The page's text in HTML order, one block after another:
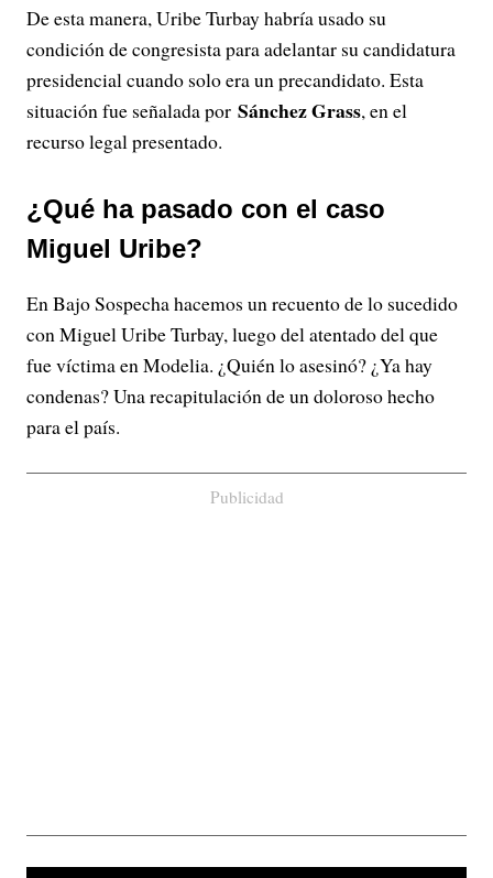
De esta manera, Uribe Turbay habría usado su
condición de congresista para adelantar su candidatura
presidencial cuando solo era un precandidato. Esta
situación fue señalada por Sánchez Grass, en el
recurso legal presentado.
¿Qué ha pasado con el caso
Miguel Uribe?
En Bajo Sospecha hacemos un recuento de lo sucedido
con Miguel Uribe Turbay, luego del atentado del que
fue víctima en Modelia. ¿Quién lo asesinó? ¿Ya hay
condenas? Una recapitulación de un doloroso hecho
para el país.
Publicidad